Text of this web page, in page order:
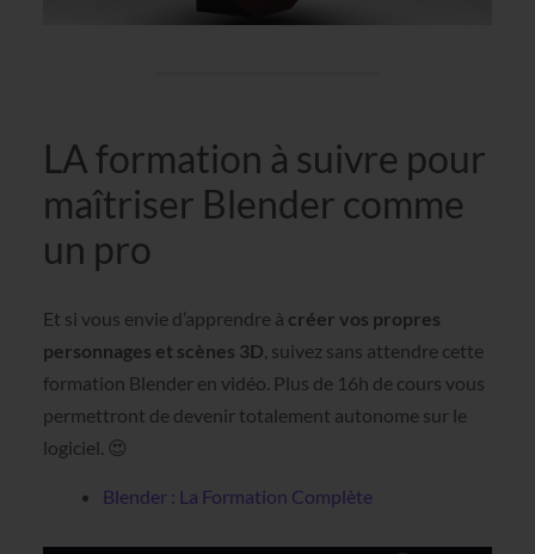
LA formation à suivre pour
maîtriser Blender comme
un pro
Et si vous envie d’apprendre à créer vos propres
personnages et scènes 3D, suivez sans attendre cette
formation Blender en vidéo. Plus de 16h de cours vous
permettront de devenir totalement autonome sur le
logiciel. 😍
Blender : La Formation Complète